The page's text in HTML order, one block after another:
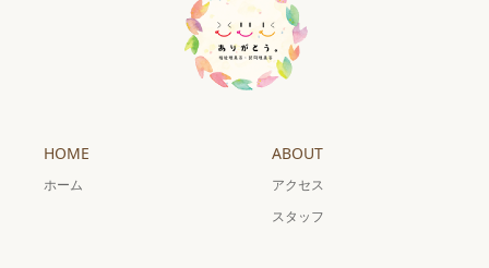
HOME
ホーム
ABOUT
アクセス
スタッフ